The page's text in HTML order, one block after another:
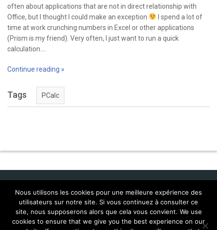
often about applications that are not in direct relationship with
Office, but I thought I could make an exception
I spend a lot of
time at work crunching numbers in Excel or other applications
(Prism is my friend). Very often, I just want to run a quick
calculation.…
Continue reading »
Tags PCalc
Idol Corporate
FAQ Mac:WMP 9 (français) Localisations
Nous utilisons les cookies pour une meilleure expérience des
utilisateurs sur notre site. Si vous continuez à consulter ce
site, nous supposerons alors que cela vous convient. We use
cookies to ensure that we give you the best experience on our